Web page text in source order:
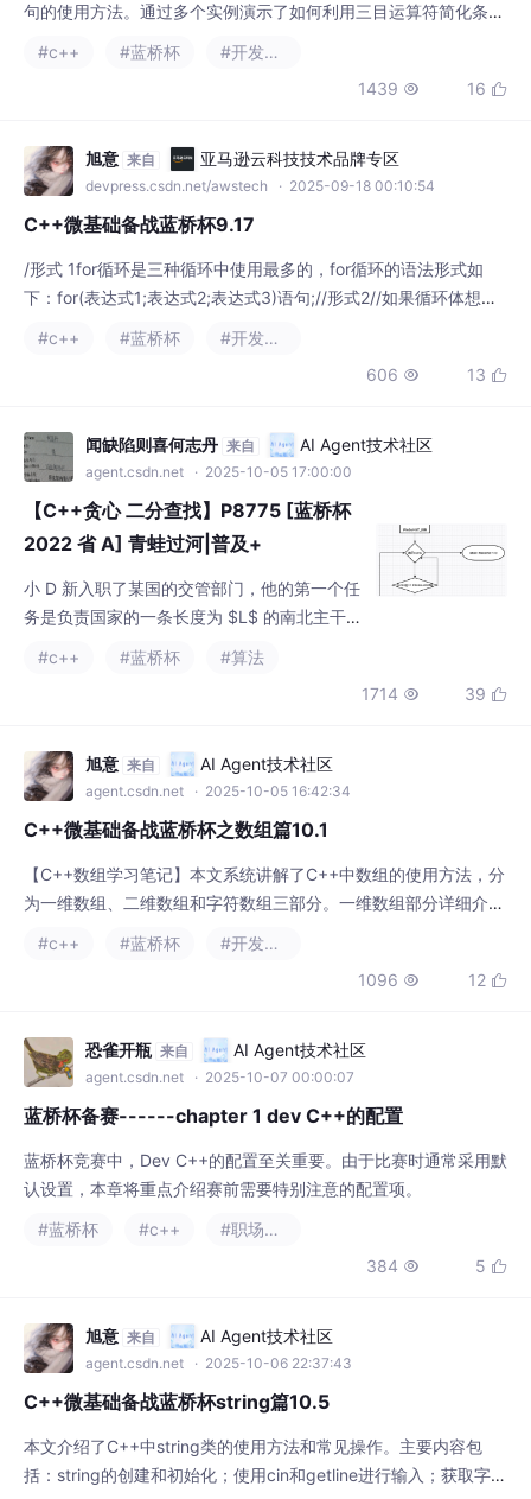
句的使用方法。通过多个实例演示了如何利用三目运算符简化条件
判断，包括求最大值、因数和苹果剩余数量计算等。同时讲解了逻
分，展示了如何用其实现季节判断和简单计算器功能。此外，还介
不同实现方式的优劣。文章采用代码示例
#c++ #蓝桥杯
#开发语言
1439  16 
旭意 来自 亚马逊云科技技术品牌专区
devpress.csdn.net/awstech · 2025-09-18 00:10:54
C++微基础备战蓝桥杯9.17
/形式 1for循环是三种循环中使用最多的，for循环的语法形式如
下：for(表达式1;表达式2;表达式3)语句;//形式2//如果循环体想包
含更多的语句，可以加上大括号for(表达式1;表达式2;表达式3)语
#c++ #蓝桥杯
#开发语言
606  13 
闻缺陷则喜何志丹 来自 AI Agent技术社区
agent.csdn.net · 2025-10-05 17:00:00
【C++贪心 二分查找】P8775 [蓝桥杯
2022 省 A] 青蛙过河|普及+
小 D 新入职了某国的交管部门，他的第一个任
务是负责国家的一条长度为 $L$ 的南北主干道
的车辆超速检测。为了考考小 D，上司首先需
的初速度和 $a_i$ 的加速度做匀加速运动向北
行驶。我们只考虑从南向北的车辆，故 $v_i >
0$，但 $a_i$
#c++ #蓝桥杯
#算法
1714  39 
旭意 来自 AI Agent技术社区
agent.csdn.net · 2025-10-05 16:42:34
C++微基础备战蓝桥杯之数组篇10.1
【C++数组学习笔记】本文系统讲解了C++中数组的使用方法，分
为一维数组、二维数组和字符数组三部分。一维数组部分详细介绍
了创建初始化、元素访问、范围for循环、auto关键字、memset设
化、元素访问和memset设置等知识点。字符数组部分重点介绍了
ets、fg
#c++ #蓝桥杯
#开发语言
1096  12 
恐雀开瓶 来自 AI Agent技术社区
agent.csdn.net · 2025-10-07 00:00:07
蓝桥杯备赛------chapter 1 dev C++的配置
蓝桥杯竞赛中，Dev C++的配置至关重要。由于比赛时通常采用默
认设置，本章将重点介绍赛前需要特别注意的配置项。
#蓝桥杯
#c++
#职场和发展
384  5 
旭意 来自 AI Agent技术社区
agent.csdn.net · 2025-10-06 22:37:43
C++微基础备战蓝桥杯string篇10.5
本文介绍了C++中string类的使用方法和常见操作。主要内容包
括：string的创建和初始化；使用cin和getline进行输入；获取字符